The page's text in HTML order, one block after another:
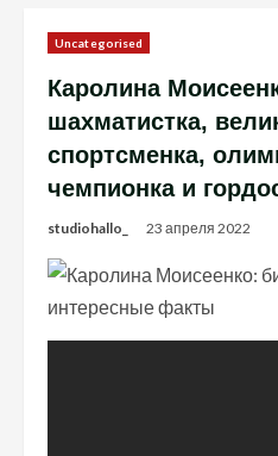
Uncategorised
Каролина
шахматистка,
спортсменка,
чемпионка и
studiohallo_ 23 апреля 2022